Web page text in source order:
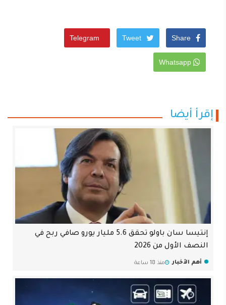
إقرأ أيضا
إنتيسا سان باولو تحقق 5.6 مليار يورو صافي ربح في
النصف الأول من 2026
أهم الأخبار منذ 18 ساعة